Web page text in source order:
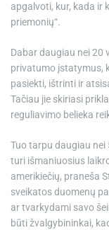
apgalvoti, kur, kada ir
priemonių“.
Dabar daugiau nei 20
privatumo įstatymus,
pasiekti, ištrinti ir
Tačiau jie skiriasi
reguliavimo belieka
Tuo tarpu daugiau
turi išmaniuosius
amerikiečių, praneša
sveikatos duomenų
ar tvarkydami savo
būti žvalgybininkai,